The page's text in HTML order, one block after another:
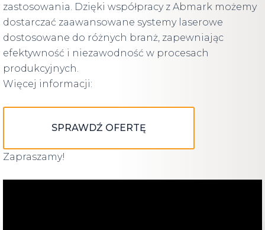
zastosowania. Dzięki współpracy z Abmark możemy
dostarczać zaawansowane systemy laserowe
dostosowane do różnych branż, zapewniając
efektywność i niezawodność w procesach
produkcyjnych.
Więcej informacji:
SPRAWDŹ OFERTĘ
Zapraszamy!